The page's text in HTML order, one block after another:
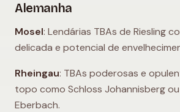
Alemanha
Mosel: Lendárias TBAs de Riesling
delicada e potencial de
Rheingau: TBAs poderosas e
topo como Schloss Johannisberg
Eberbach.